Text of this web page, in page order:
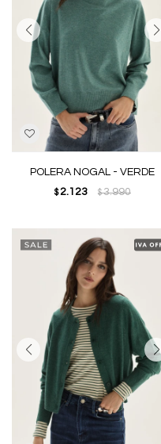
POLERA NOGAL - VERDE
$ 2.123 $3.990